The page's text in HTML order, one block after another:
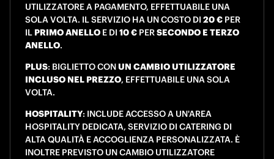
UTILIZZATORE A PAGAMENTO, EFFETTUABILE UNA
SOLA VOLTA. IL SERVIZIO HA UN COSTO DI 20 € PER
IL PRIMO ANELLO E DI 10 € PERSECONDO E TERZO
ANELLO.
PLUS: BIGLIETTO CONUN CAMBIO UTILIZZATORE
INCLUSO NEL PREZZO, EFFETTUABILE UNA SOLA
VOLTA.
HOSPITALITY: INCLUDE ACCESSO A UN'AREA
HOSPITALITY DEDICATA, SERVIZIO DI CATERING DI
ALTA QUALITÀ E ACCOGLIENZA PERSONALIZZATA. È
INOLTRE PREVISTO UN CAMBIO UTILIZZATORE